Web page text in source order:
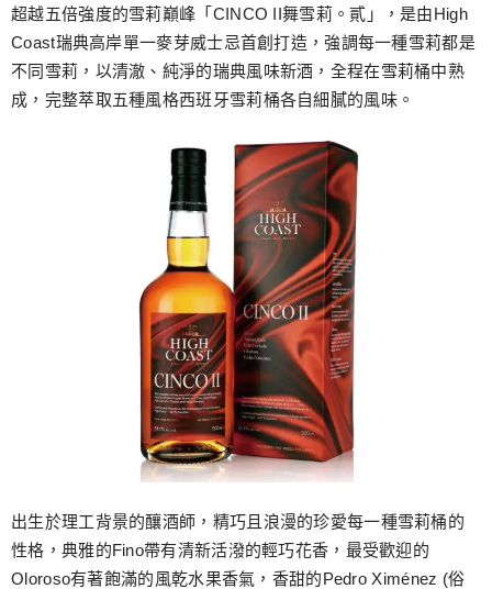
跳
至
主
要
超越五倍強度的雪莉巔峰「CINCO II舞雪莉。貳」，是由High
Coast瑞典高岸單一麥芽威士忌首創打造，強調每一種雪莉都是
不同雪莉，以清澈、純淨的瑞典風味新酒，全程在雪莉桶中熟
成，完整萃取五種風格西班牙雪莉桶各自細膩的風味。
出生於理工背景的釀酒師，精巧且浪漫的珍愛每一種雪莉桶的
性格，典雅的Fino帶有清新活潑的輕巧花香，最受歡迎的
Oloroso有著飽滿的風乾水果香氣，香甜的Pedro Ximénez (俗